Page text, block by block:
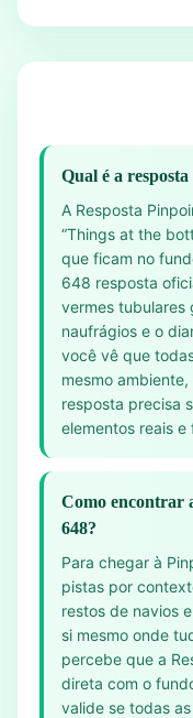
Qual é a
A Resposta
“Things at the
que ficam no
648 resposta
vermes tubulares
naufrágios e o
você vê que
mesmo
resposta precisa
elementos reais e
Como encontrar
648?
Para chegar à
pistas por
restos de navios
si mesmo onde
percebe que a
direta com o
valide se todas